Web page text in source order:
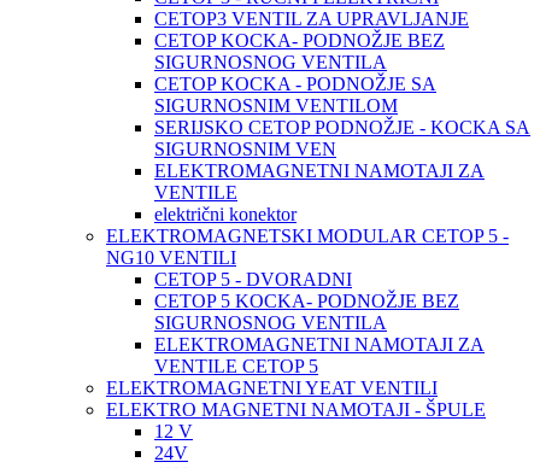
CETOP3 VENTIL ZA UPRAVLJANJE
CETOP KOCKA- PODNOŽJE BEZ
SIGURNOSNOG VENTILA
CETOP KOCKA - PODNOŽJE SA
SIGURNOSNIM VENTILOM
SERIJSKO CETOP PODNOŽJE - KOCKA SA
SIGURNOSNIM VEN
ELEKTROMAGNETNI NAMOTAJI ZA
VENTILE
električni konektor
ELEKTROMAGNETSKI MODULAR CETOP 5 -
NG10 VENTILI
CETOP 5 - DVORADNI
CETOP 5 KOCKA- PODNOŽJE BEZ
SIGURNOSNOG VENTILA
ELEKTROMAGNETNI NAMOTAJI ZA
VENTILE CETOP 5
ELEKTROMAGNETNI YEAT VENTILI
ELEKTRO MAGNETNI NAMOTAJI - ŠPULE
12 V
24V